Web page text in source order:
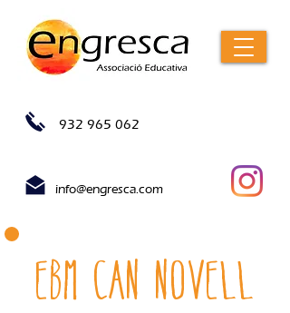
932 965 062
info@engresca.com
EBM Can novell